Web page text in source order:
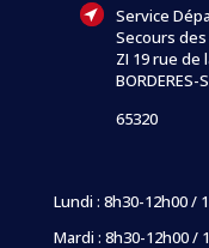
Service
Secours
ZI 19 rue de
BORDERES-
65320
Lundi : 8h30-12h00 /
Mardi : 8h30-12h00 /